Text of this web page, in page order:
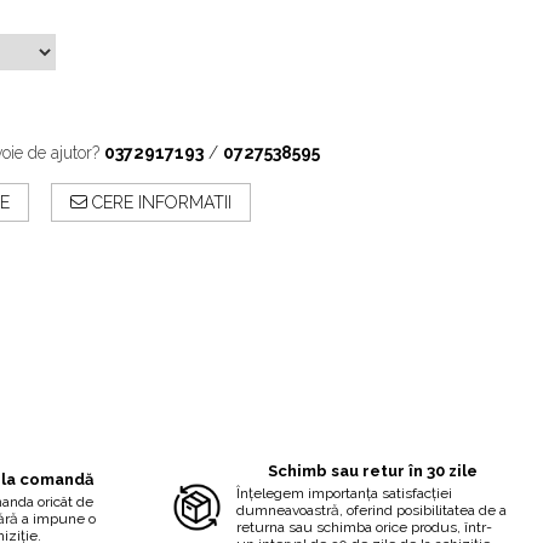
de ajutor? 0372917193 / 0727538595
CERE INFORMATII
comandă
oricât de
a impune o
Schimb sau retur în 30 zile
Înțelegem importanța satisfacției
dumneavoastră, oferind posibilitatea de a
returna sau schimba orice produs, într-